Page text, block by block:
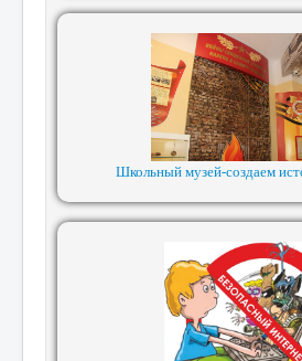
Школьный музей-создаем